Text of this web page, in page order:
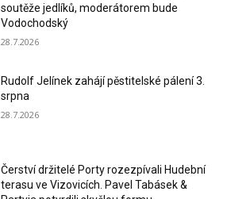
soutěže jedlíků, moderátorem bude
Vodochodský
28.7.2026
Rudolf Jelínek zahájí pěstitelské pálení 3.
srpna
28.7.2026
Čerství držitelé Porty rozezpívali Hudební
terasu ve Vizovicích. Pavel Tabásek &